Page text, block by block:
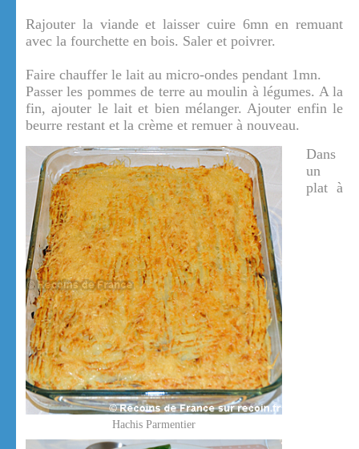
Rajouter la viande et laisser cuire 6mn en remuant
avec la fourchette en bois. Saler et poivrer.
Faire chauffer le lait au micro-ondes pendant 1mn.
Passer les pommes de terre au moulin à légumes. A la
fin, ajouter le lait et bien mélanger. Ajouter enfin le
beurre restant et la crème et remuer à nouveau.
Hachis Parmentier
Dans
un
plat à